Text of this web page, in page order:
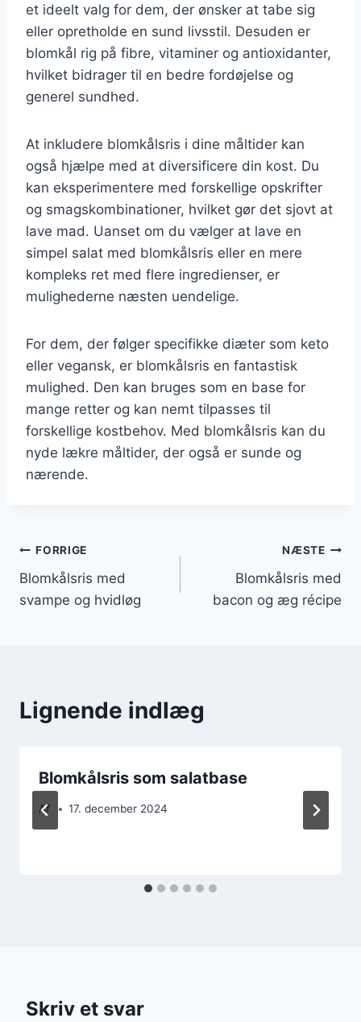
et ideelt valg for dem, der ønsker at tabe sig
eller opretholde en sund livsstil. Desuden er
blomkål rig på fibre, vitaminer og antioxidanter,
hvilket bidrager til en bedre fordøjelse og
generel sundhed.
At inkludere blomkålsris i dine måltider kan
også hjælpe med at diversificere din kost. Du
kan eksperimentere med forskellige opskrifter
og smagskombinationer, hvilket gør det sjovt at
lave mad. Uanset om du vælger at lave en
simpel salat med blomkålsris eller en mere
kompleks ret med flere ingredienser, er
mulighederne næsten uendelige.
For dem, der følger specifikke diæter som keto
eller vegansk, er blomkålsris en fantastisk
mulighed. Den kan bruges som en base for
mange retter og kan nemt tilpasses til
forskellige kostbehov. Med blomkålsris kan du
nyde lækre måltider, der også er sunde og
nærende.
Indlægsnavigation
FORRIGE
Blomkålsris med
svampe og hvidløg
NÆSTE
Blomkålsris med
bacon og æg récipe
Lignende indlæg
Blomkålsris som salatbase
Af 17. december 2024
Skriv et svar